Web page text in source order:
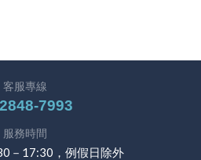
客服專線
7993
服務時間
－17:30，例假日除外